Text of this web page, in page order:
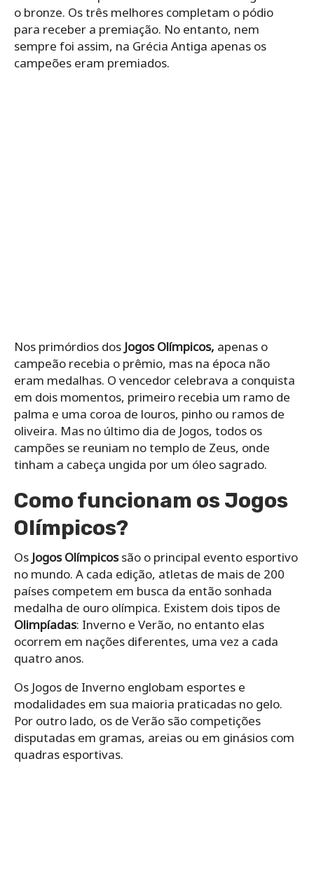
o bronze. Os três melhores completam o pódio
para receber a premiação. No entanto, nem
sempre foi assim, na Grécia Antiga apenas os
campeões eram premiados.
Nos primórdios dos Jogos Olímpicos, apenas o
campeão recebia o prêmio, mas na época não
eram medalhas. O vencedor celebrava a conquista
em dois momentos, primeiro recebia um ramo de
palma e uma coroa de louros, pinho ou ramos de
oliveira. Mas no último dia de Jogos, todos os
campões se reuniam no templo de Zeus, onde
tinham a cabeça ungida por um óleo sagrado.
Como funcionam os Jogos
Olímpicos?
Os Jogos Olímpicossão o principal evento esportivo
no mundo. A cada edição, atletas de mais de 200
países competem em busca da então sonhada
medalha de ouro olímpica. Existem dois tipos de
Olimpíadas: Inverno e Verão, no entanto elas
ocorrem em nações diferentes, uma vez a cada
quatro anos.
Os Jogos de Inverno englobam esportes e
modalidades em sua maioria praticadas no gelo.
Por outro lado, os de Verão são competições
disputadas em gramas, areias ou em ginásios com
quadras esportivas.